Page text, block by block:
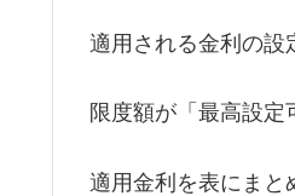
適用される金利の設
限度額が「最高設定
適用金利を表にまと